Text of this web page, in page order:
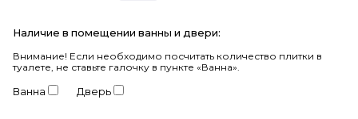
Наличие в помещении ванны и двери:
Внимание! Если необходимо посчитать количество плитки в
туалете, не ставьте галочку в пункте «Ванна».
Ванна Дверь